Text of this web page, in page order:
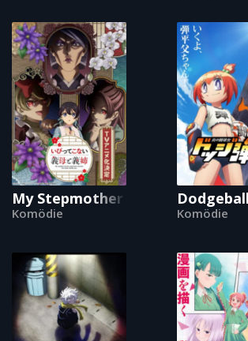
My Stepmother and Stepsisters
Komödie Komödie